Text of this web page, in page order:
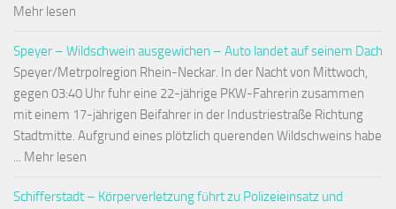
Mehr lesen
Speyer – Wildschwein ausgewichen – Auto landet auf seinem Dach
Speyer/Metrpolregion Rhein-Neckar. In der Nacht von Mittwoch,
gegen 03:40 Uhr fuhr eine 22-jährige PKW-Fahrerin zusammen
mit einem 17-jährigen Beifahrer in der Industriestraße Richtung
Stadtmitte. Aufgrund eines plötzlich querenden Wildschweins habe
... Mehr lesen
Schifferstadt – Körperverletzung führt zu Polizeieinsatz und